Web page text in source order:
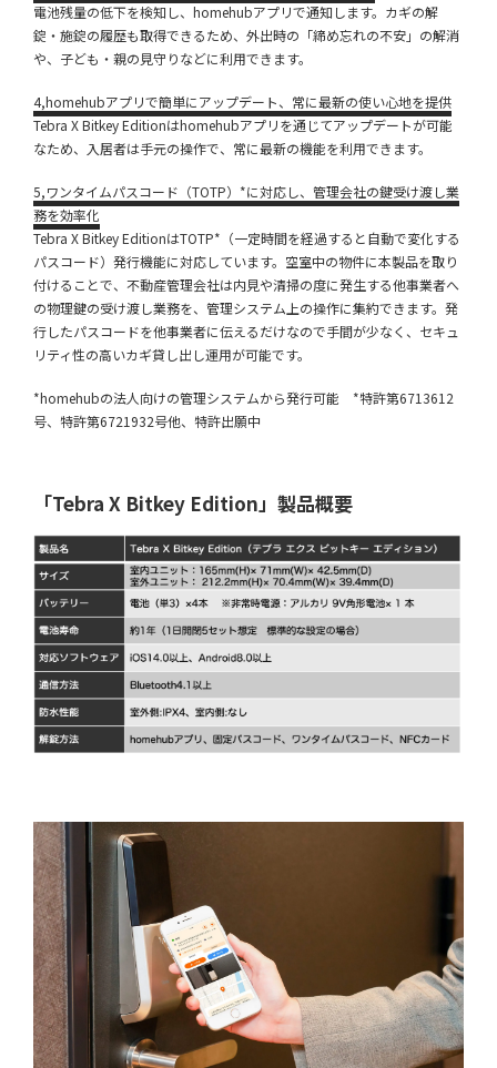
電池残量の低下を検知し、homehubアプリで通知します。カギの解
錠・施錠の履歴も取得できるため、外出時の「締め忘れの不安」の解消
や、子ども・親の見守りなどに利用できます。
4,homehubアプリで簡単にアップデート、常に最新の使い心地を提供
Tebra X Bitkey Editionはhomehubアプリを通じてアップデートが可能
なため、入居者は手元の操作で、常に最新の機能を利用できます。
5,ワンタイムパスコード（TOTP）*に対応し、管理会社の鍵受け渡し業
務を効率化
Tebra X Bitkey EditionはTOTP*（一定時間を経過すると自動で変化する
パスコード）発行機能に対応しています。空室中の物件に本製品を取り
付けることで、不動産管理会社は内見や清掃の度に発生する他事業者へ
の物理鍵の受け渡し業務を、管理システム上の操作に集約できます。発
行したパスコードを他事業者に伝えるだけなので手間が少なく、セキュ
リティ性の高いカギ貸し出し運用が可能です。
*homehubの法人向けの管理システムから発行可能 *特許第6713612
号、特許第6721932号他、特許出願中
「Tebra X Bitkey Edition」製品概要